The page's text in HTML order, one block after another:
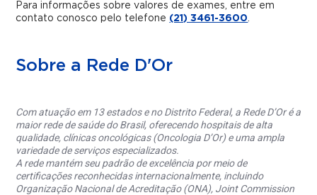
Para informações sobre valores de exames, entre em
contato conosco pelo telefone (21) 3461-3600.
Sobre a Rede D'Or
Com atuação em 13 estados e no Distrito Federal, a Rede D’Or é a
maior rede de saúde do Brasil, oferecendo hospitais de alta
qualidade, clínicas oncológicas (Oncologia D’Or) e uma ampla
variedade de serviços especializados.
A rede mantém seu padrão de excelência por meio de
certificações reconhecidas internacionalmente, incluindo
Organização Nacional de Acreditação (ONA), Joint Commission